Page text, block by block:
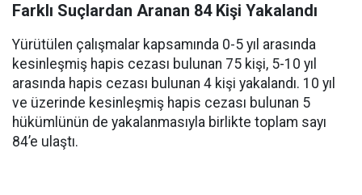
Farklı Suçlardan Aranan 84 Kişi Yakalandı
Yürütülen çalışmalar kapsamında 0-5 yıl arasında
kesinleşmiş hapis cezası bulunan 75 kişi, 5-10 yıl
arasında hapis cezası bulunan 4 kişi yakalandı. 10 yıl
ve üzerinde kesinleşmiş hapis cezası bulunan 5
hükümlünün de yakalanmasıyla birlikte toplam sayı
84’e ulaştı.